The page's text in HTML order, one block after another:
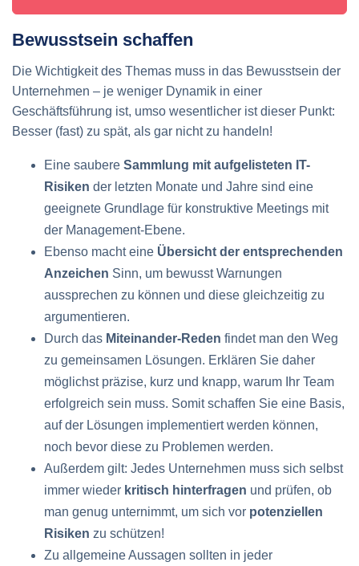
Bewusstsein schaffen
Die Wichtigkeit des Themas muss in das Bewusstsein der
Unternehmen – je weniger Dynamik in einer
Geschäftsführung ist, umso wesentlicher ist dieser Punkt:
Besser (fast) zu spät, als gar nicht zu handeln!
Eine saubere Sammlung mit aufgelisteten IT-
Risiken der letzten Monate und Jahre sind eine
geeignete Grundlage für konstruktive Meetings mit
der Management-Ebene.
Ebenso macht eine Übersicht der entsprechenden
Anzeichen Sinn, um bewusst Warnungen
aussprechen zu können und diese gleichzeitig zu
argumentieren.
Durch das Miteinander-Reden findet man den Weg
zu gemeinsamen Lösungen. Erklären Sie daher
möglichst präzise, kurz und knapp, warum Ihr Team
erfolgreich sein muss. Somit schaffen Sie eine Basis,
auf der Lösungen implementiert werden können,
noch bevor diese zu Problemen werden.
Außerdem gilt: Jedes Unternehmen muss sich selbst
immer wieder kritisch hinterfragen und prüfen, ob
man genug unternimmt, um sich vor potenziellen
Risiken zu schützen!
Zu allgemeine Aussagen sollten in jeder